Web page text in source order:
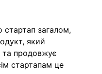
загалом,
який
та продовжує
стартапам це